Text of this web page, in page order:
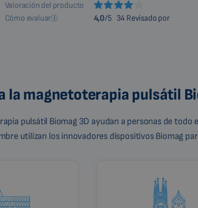
Valoración del producto
Cómo evaluar
4,0/5 34 Revisado por
la magnetoterapia pulsátil
pulsátil Biomag 3D ayudan a personas de todo
utilizan los innovadores dispositivos Biomag